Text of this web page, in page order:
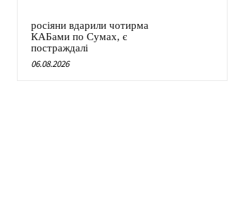
росіяни вдарили чотирма
КАБами по Сумах, є
постраждалі
06.08.2026